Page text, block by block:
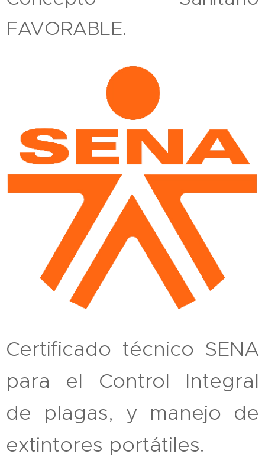
FAVORABLE.
Certificado técnico SENA
para el Control Integral
de plagas, y manejo de
extintores portátiles.